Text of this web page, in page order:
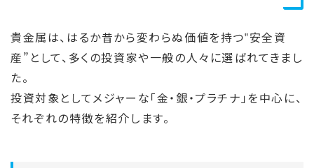
貴金属は、はるか昔から変わらぬ価値を持つ‟安全資
産”として、多くの投資家や一般の人々に選ばれてきまし
た。
投資対象としてメジャーな「金・銀・プラチナ」を中心に、
それぞれの特徴を紹介します。